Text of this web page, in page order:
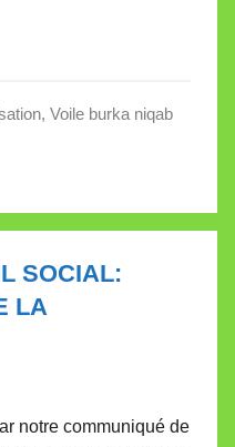
, Voile burka niqab
SOCIAL:
LA
notre communiqué de